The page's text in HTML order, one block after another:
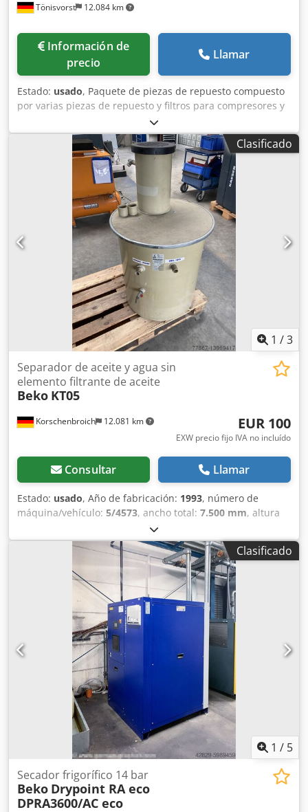
Tönisvorst 12.084 km
Información de
precio
Llamar
Estado: usado, Paquete de piezas de repuesto compuesto
por varias piezas de repuesto y filtros para compresores y
secadores frigoríficos de los fabricantes BOGE, MATTEI y
BEKO. Las piezas de repuesto individuales del paquete
también se pueden ofrecer bajo petición. Dodpfxsqapixs
Aldjwa Se pueden facilitar fotos detalladas.
Clasificado
1 /3
Korschenbroich 12.081 km
Separador de aceite y agua sin
elemento filtrante de aceite
Beko KT05
EUR 100
EXW precio fijo IVA no incluído
Consultar Llamar
Estado: usado, Año de fabricación: 1993, número de
máquina/vehículo: 5/4573, ancho total: 7.500 mm, altura
, peso total:45 kg
condensados rentable para su compresor. El aceite se
separa del agua con un juego de filtros (ATENCIÓN: el
juego de filtros no está incluido en el volumen de
suministro.) volumen de suministro) El agua depurada
(sólo en combinación con el juego de filtros) cumple la
homologación para el vertido al alcantarillado. La garantía
no está incluida en este anuncio. Dedpfxsqmmals Aldowa
Precio a petición.
Clasificado
1 / 5
Secador frigorífico 14 bar
Beko Drypoint RA eco
DPRA3600/AC eco